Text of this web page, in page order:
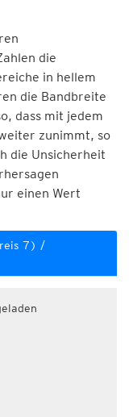
die
in hellem
die Bandbreite
dass mit jedem
zunimmt, so
die Unsicherheit
einen Wert
7) /